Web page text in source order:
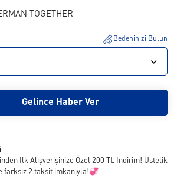
TOGETHER
Bedeninizi Bulun
Gelince Haber Ver
İlk Alışverişinize Özel 200 TL İndirim! Üstelik
farksız 2 taksit imkanıyla!💞